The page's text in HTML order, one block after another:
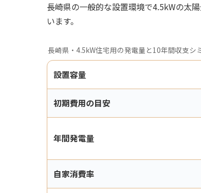
長崎県の一般的な設置環境で4.5kWの太
います。
長崎県・4.5kW住宅用の発電量と10年間収支シ
設置容量
初期費用の目安
年間発電量
自家消費率